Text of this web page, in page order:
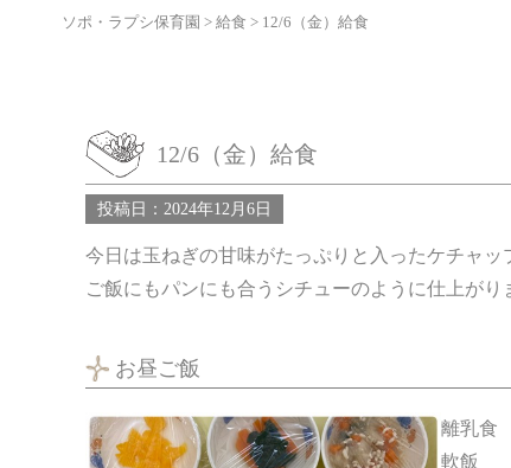
ソポ・ラプシ保育園 > 給食 > 12/6（金）給食
12/6（金）給食
投稿日：2024年12月6日
今日は玉ねぎの甘味がたっぷりと入ったケチャッ
ご飯にもパンにも合うシチューのように仕上がり
お昼ご飯
離乳食
軟飯